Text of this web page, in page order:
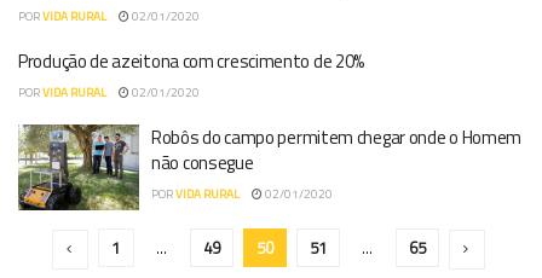
PORVIDA RURAL 02/01/2020
Produção de azeitona com crescimento de 20%
PORVIDA RURAL 02/01/2020
Robôs do campo permitem chegar onde o Homem
não consegue
PORVIDA RURAL 02/01/2020
1 … 49 50 51 … 65